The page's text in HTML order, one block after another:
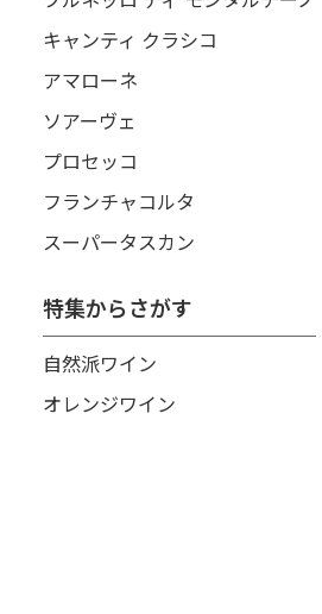
キャンティ クラシコ
アマローネ
ソアーヴェ
プロセッコ
フランチャコルタ
スーパータスカン
特集からさがす
自然派ワイン
オレンジワイン